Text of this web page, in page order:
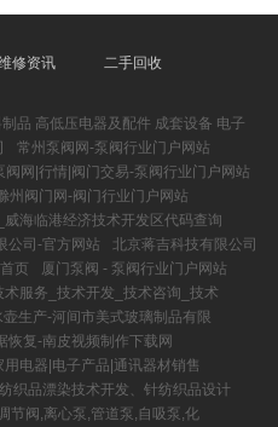
修资讯 二手回收
品 高低压电器及配件 成套设备 电子
常州泵阀网-泵阀行业门户网站
阀网|行情|阀门交易-泵阀行业门户网站
州阀门网-阀门行业门户网站
海临港经济技术开发区代码查询
公司-官方网站
北京蒋吉科技有限公司
页
厦门泵阀 - 泵阀行业门户网站
服务_技术开发_技术咨询_技术
生产-河间市美式玻璃制品有限
恢复-南皮视频制作下载网
电器|电子产品|通讯器材销售
织品漂染技术开发、针纺织品设计
节阀,离心泵,管道泵,自吸泵,化